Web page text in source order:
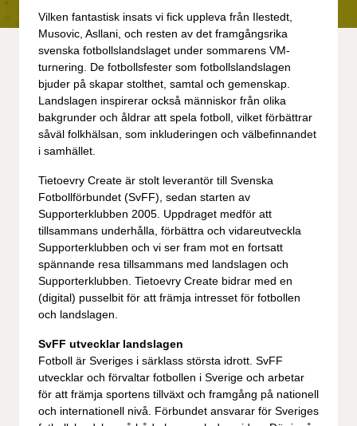
Vilken fantastisk insats vi fick uppleva från Ilestedt,
Musovic, Asllani, och resten av det framgångsrika
svenska fotbollslandslaget under sommarens VM-
turnering. De fotbollsfester som fotbollslandslagen
bjuder på skapar stolthet, samtal och gemenskap.
Landslagen inspirerar också människor från olika
bakgrunder och åldrar att spela fotboll, vilket förbättrar
såväl folkhälsan, som inkluderingen och välbefinnandet
i samhället.
Tietoevry Create är stolt leverantör till Svenska
Fotbollförbundet (SvFF), sedan starten av
Supporterklubben 2005. Uppdraget medför att
tillsammans underhålla, förbättra och vidareutveckla
Supporterklubben och vi ser fram mot en fortsatt
spännande resa tillsammans med landslagen och
Supporterklubben. Tietoevry Create bidrar med en
(digital) pusselbit för att främja intresset för fotbollen
och landslagen.
SvFF utvecklar landslagen
Fotboll är Sveriges i särklass största idrott. SvFF
utvecklar och förvaltar fotbollen i Sverige och arbetar
för att främja sportens tillväxt och framgång på nationell
och internationell nivå. Förbundet ansvarar för Sveriges